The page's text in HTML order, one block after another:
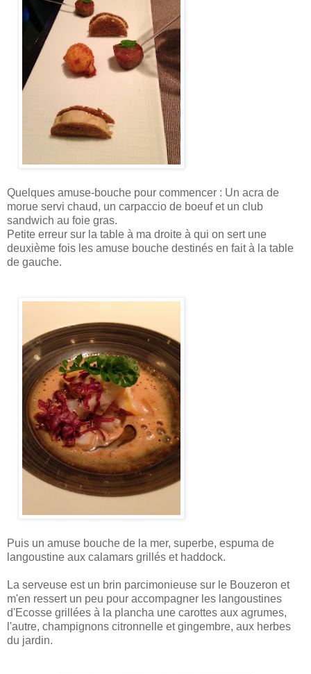
Quelques amuse-bouche pour commencer : Un acra de
morue servi chaud, un carpaccio de boeuf et un club
sandwich au foie gras.
Petite erreur sur la table à ma droite à qui on sert une
deuxième fois les amuse bouche destinés en fait à la table
de gauche.
Puis un amuse bouche de la mer, superbe, espuma de
langoustine aux calamars grillés et haddock.
La serveuse est un brin parcimonieuse sur le Bouzeron et
m'en ressert un peu pour accompagner les langoustines
d'Ecosse grillées à la plancha une carottes aux agrumes,
l'autre, champignons citronnelle et gingembre, aux herbes
du jardin.